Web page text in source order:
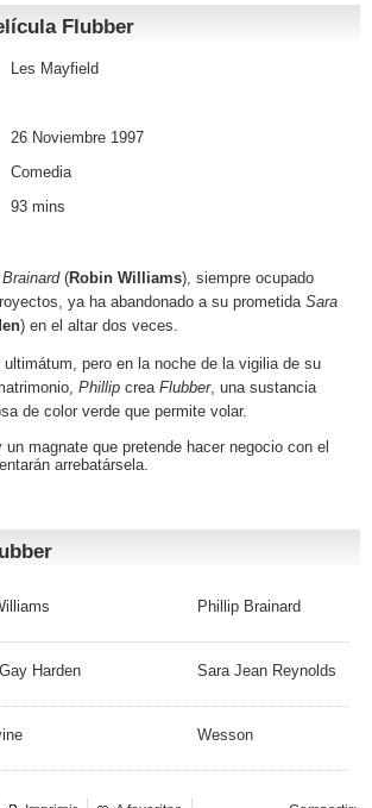
Flubber
Les Mayfield
26 Noviembre 1997
Comedia
93 mins
(Robin Williams), siempre ocupado
ya ha abandonado a su prometida Sara
) en el altar dos veces.
ultimátum, pero en la noche de la vigilia de su
Phillip crea Flubber, una sustancia
de color verde que permite volar.
un magnate que pretende hacer negocio con el
arrebatársela.
Phillip Brainard
Harden Sara Jean Reynolds
Wesson